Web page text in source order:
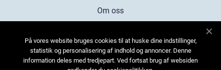
Om oss
Kontakta oss
Sitemap
På vores website bruges cookies til at huske dine indstillinger,
statistik og personalisering af indhold og annoncer. Denne
information deles med tredjepart. Ved fortsat brug af websiden